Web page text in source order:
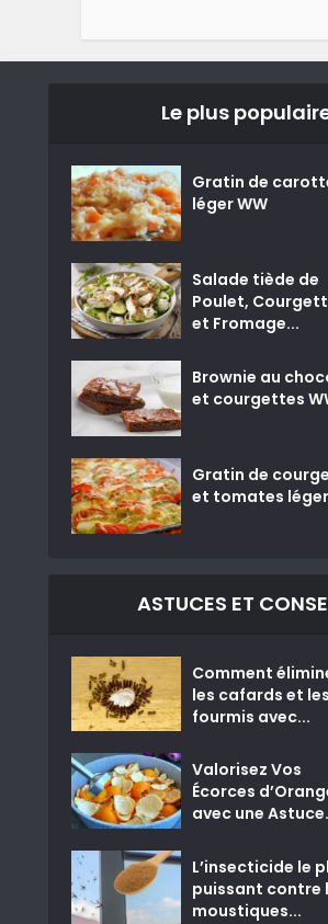
Le plus
Gratin de
léger WW
Salade tiède de
Poulet,
et Fromage...
Brownie au
et courgettes
Gratin de
et tomates léger
ASTUCES ET
Comment
les cafards et les
fourmis avec...
Valorisez Vos
Écorces
avec une
L’insecticide le
puissant contre
moustiques...